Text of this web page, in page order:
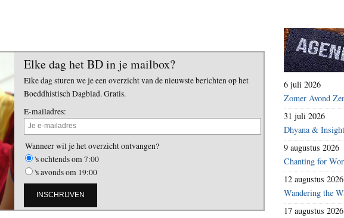
Elke dag het BD in je mailbox?
Elke dag sturen we je een overzicht van de nieuwste berichten op het
Boeddhistisch Dagblad. Gratis.
E-mailadres:
Wanneer wil je het overzicht ontvangen?
's ochtends om 7:00
's avonds om 19:00
6 juli 2026
Zomer Avond
31 juli 2026
Dhyana &
9 augustus 2026
Chanting for
12 augustus 2026
Wandering the
17 augustus 2026